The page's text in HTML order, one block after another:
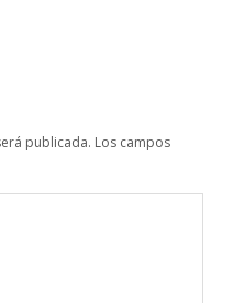
publicada. Los campos